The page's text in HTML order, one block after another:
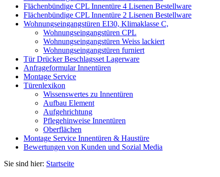
Flächenbündige CPL Innentüre 4 Lisenen Bestellware
Flächenbündige CPL Innentüre 2 Lisenen Bestellware
Wohnungseingangstüren EI30, Klimaklasse C,
Wohnungseingangstüren CPL
Wohnungseingangstüren Weiss lackiert
Wohnungseingangstüren furniert
Tür Drücker Beschlagsset Lagerware
Anfrageformular Innentüren
Montage Service
Türenlexikon
Wissenswertes zu Innentüren
Aufbau Element
Aufgehrichtung
Pflegehinweise Innentüren
Oberflächen
Montage Service Innentüren & Haustüre
Bewertungen von Kunden und Sozial Media
Sie sind hier: Startseite